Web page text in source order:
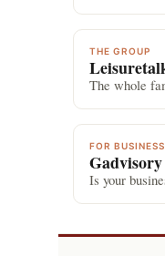
THE GROUP
The whole
FOR BUSINESS
Gadvisory
Is your